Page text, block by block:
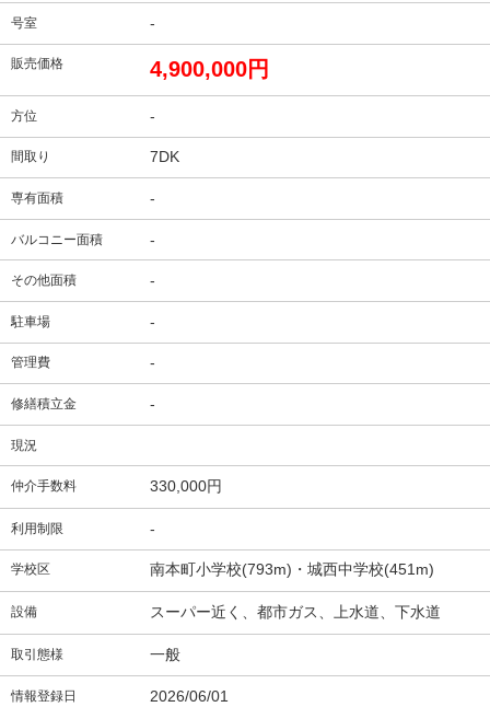
号室 -
販売価格 4,900,000円
方位 -
間取り 7DK
専有面積 -
バルコニー面積 -
その他面積 -
駐車場 -
管理費 -
修繕積立金 -
現況
仲介手数料 330,000円
利用制限 -
学校区 南本町小学校(793m)・城西中学校(451m)
設備 スーパー近く、都市ガス、上水道、下水道
取引態様 一般
情報登録日 2026/06/01